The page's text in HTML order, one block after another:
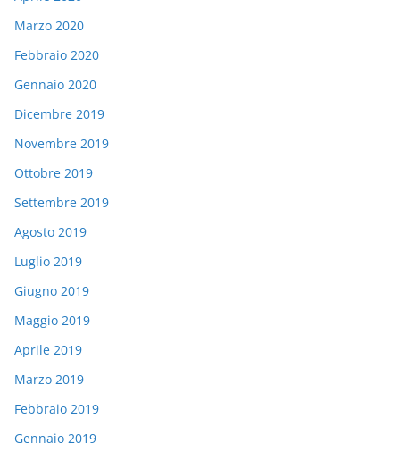
Marzo 2020
Febbraio 2020
Gennaio 2020
Dicembre 2019
Novembre 2019
Ottobre 2019
Settembre 2019
Agosto 2019
Luglio 2019
Giugno 2019
Maggio 2019
Aprile 2019
Marzo 2019
Febbraio 2019
Gennaio 2019